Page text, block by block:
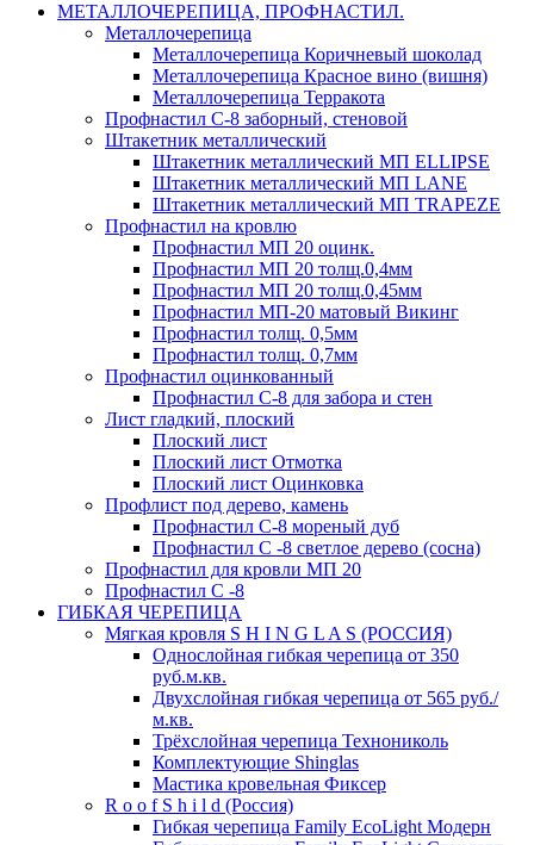
МЕТАЛЛОЧЕРЕПИЦА, ПРОФНАСТИЛ.
Металлочерепица
Металлочерепица Коричневый шоколад
Металлочерепица Красное вино (вишня)
Металлочерепица Терракота
Профнастил С-8 заборный, стеновой
Штакетник металлический
Штакетник металлический МП ELLIPSE
Штакетник металлический МП LАNE
Штакетник металлический МП TRAPEZE
Профнастил на кровлю
Профнастил МП 20 оцинк.
Профнастил МП 20 толщ.0,4мм
Профнастил МП 20 толщ.0,45мм
Профнастил МП-20 матовый Викинг
Профнастил толщ. 0,5мм
Профнастил толщ. 0,7мм
Профнастил оцинкованный
Профнастил С-8 для забора и стен
Лист гладкий, плоский
Плоский лист
Плоский лист Отмотка
Плоский лист Оцинковка
Профлист под дерево, камень
Профнастил С-8 мореный дуб
Профнастил С -8 светлое дерево (сосна)
Профнастил для кровли МП 20
Профнастил С -8
ГИБКАЯ ЧЕРЕПИЦА
Мягкая кровля S H I N G L A S (РОССИЯ)
Однослойная гибкая черепица от 350
руб.м.кв.
Двухслойная гибкая черепица от 565 руб./
м.кв.
Трёхслойная черепица Технониколь
Комплектующие Shinglas
Мастика кровельная Фиксер
R o o f S h i l d (Россия)
Гибкая черепица Family ЕсоLight Модерн